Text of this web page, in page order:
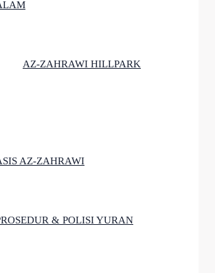
AZ-ZAHRAWI HILLPARK
AZ-ZAHRAWI
& POLISI YURAN